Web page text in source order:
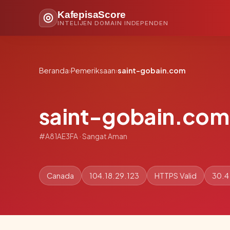
KafepisaScore
INTELIJEN DOMAIN INDEPENDEN
Beranda›Pemeriksaan›saint-gobain.com
saint-gobain.com
#A81AE3FA · Sangat Aman
Canada 104.18.29.123 HTTPS Valid 30.4